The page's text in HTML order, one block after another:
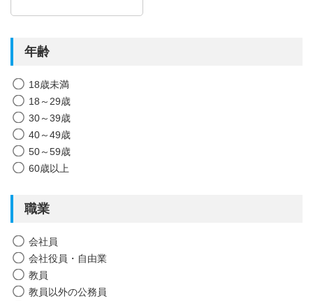
年齢
18歳未満
18～29歳
30～39歳
40～49歳
50～59歳
60歳以上
職業
会社員
会社役員・自由業
教員
教員以外の公務員